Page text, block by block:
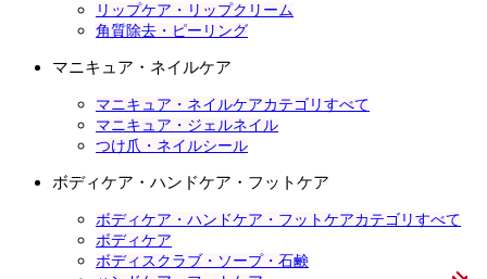
リップケア・リップクリーム
角質除去・ピーリング
マニキュア・ネイルケア
マニキュア・ネイルケアカテゴリすべて
マニキュア・ジェルネイル
つけ爪・ネイルシール
ボディケア・ハンドケア・フットケア
ボディケア・ハンドケア・フットケアカテゴリすべて
ボディケア
ボディスクラブ・ソープ・石鹸